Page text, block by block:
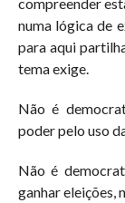
numa lógica de
para aqui
tema exige.
Não é
poder pelo uso
Não é
ganhar eleições,